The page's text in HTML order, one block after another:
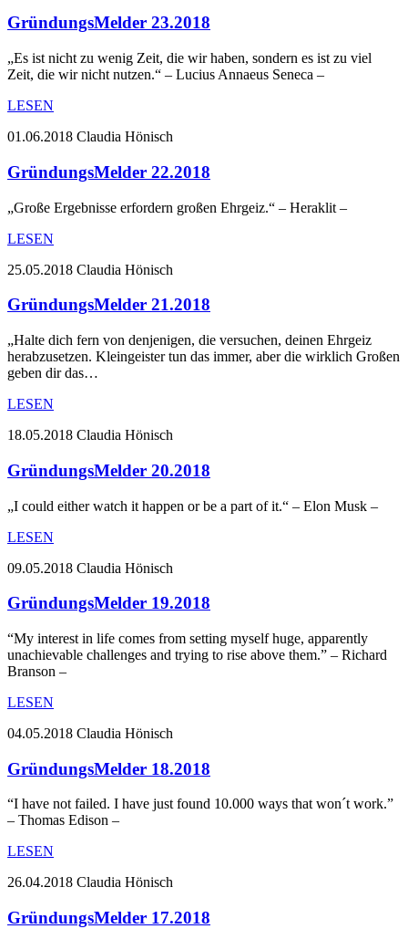
GründungsMelder 23.2018
„Es ist nicht zu wenig Zeit, die wir haben, sondern es ist zu viel
Zeit, die wir nicht nutzen.“ – Lucius Annaeus Seneca –
LESEN
01.06.2018 Claudia Hönisch
GründungsMelder 22.2018
„Große Ergebnisse erfordern großen Ehrgeiz.“ – Heraklit –
LESEN
25.05.2018 Claudia Hönisch
GründungsMelder 21.2018
„Halte dich fern von denjenigen, die versuchen, deinen Ehrgeiz
herabzusetzen. Kleingeister tun das immer, aber die wirklich Großen
geben dir das…
LESEN
18.05.2018 Claudia Hönisch
GründungsMelder 20.2018
„I could either watch it happen or be a part of it.“ – Elon Musk –
LESEN
09.05.2018 Claudia Hönisch
GründungsMelder 19.2018
“My interest in life comes from setting myself huge, apparently
unachievable challenges and trying to rise above them.” – Richard
Branson –
LESEN
04.05.2018 Claudia Hönisch
GründungsMelder 18.2018
“I have not failed. I have just found 10.000 ways that won´t work.”
– Thomas Edison –
LESEN
26.04.2018 Claudia Hönisch
GründungsMelder 17.2018